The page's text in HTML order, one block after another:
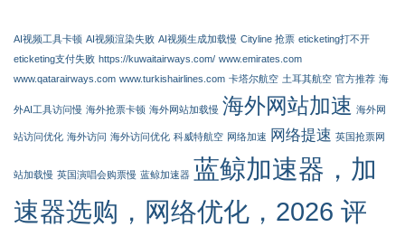
AI视频工具卡顿 AI视频渲染失败 AI视频生成加载慢 Cityline 抢票 eticketing打不开
eticketing支付失败 https://kuwaitairways.com/ www.emirates.com
www.qatarairways.com www.turkishairlines.com 卡塔尔航空 土耳其航空 官方推荐 海
外AI工具访问慢 海外抢票卡顿 海外网站加载慢 海外网站加速 海外网
站访问优化 海外访问 海外访问优化 科威特航空 网络加速 网络提速 英国抢票网
站加载慢 英国演唱会购票慢 蓝鲸加速器 蓝鲸加速器，加
速器选购，网络优化，2026 评